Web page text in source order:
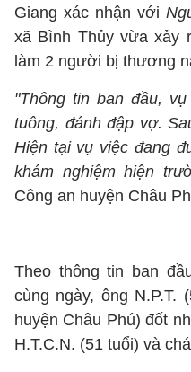
Giang xác nhận với
xã Bình Thủy vừa xảy
làm 2 người bị thương
"Thông tin ban đầu,
tuông, đánh đập vợ.
Hiện tại vụ việc đang
khám nghiệm hiện
Công an huyện Châu
Theo thông tin ban
cùng ngày, ông N.P.T.
huyện Châu Phú) đốt
H.T.C.N. (51 tuổi) và